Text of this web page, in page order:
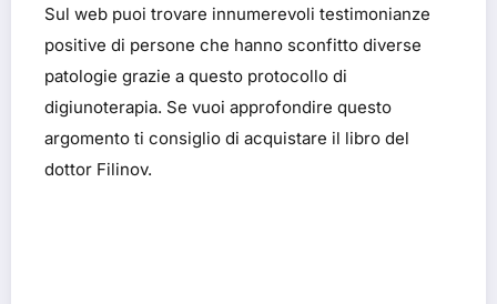
Sul web puoi trovare innumerevoli testimonianze
positive di persone che hanno sconfitto diverse
patologie grazie a questo protocollo di
digiunoterapia. Se vuoi approfondire questo
argomento ti consiglio di acquistare il libro del
dottor Filinov.